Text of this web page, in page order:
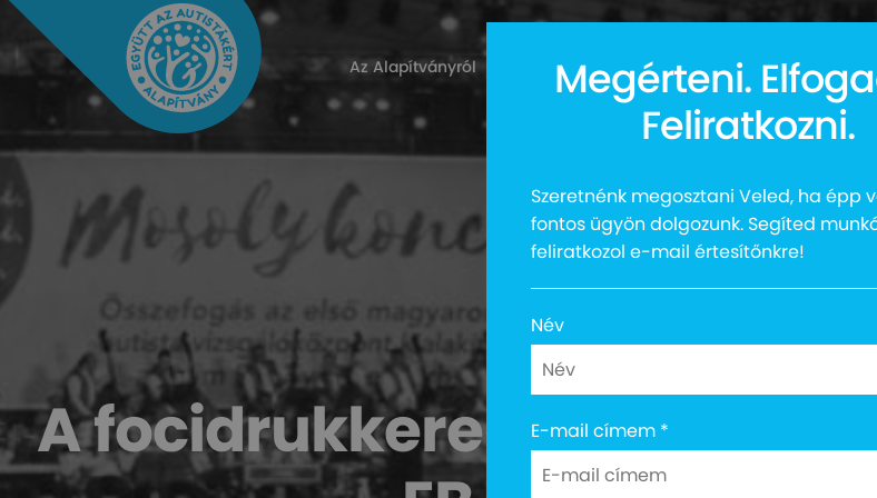
Az Alapítványról Auttalent 2025 Média Social Kapcsolat
A focidrukkerek
Megérteni.
Feliratkozni.
Szeretnénk megosztani Veled, ha épp
fontos ügyön dolgozunk. Segíted
feliratkozol e-mail értesítőnkre!
Név
E-mail címem *